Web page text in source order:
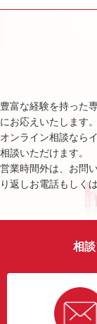
豊富な経験を持った
にお応えいたします
オンライン相談なら
相談いただけます。
営業時間外は、お問
り返しお電話もしく
相